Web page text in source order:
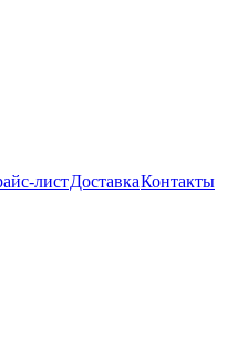
листДоставкаКонтакты